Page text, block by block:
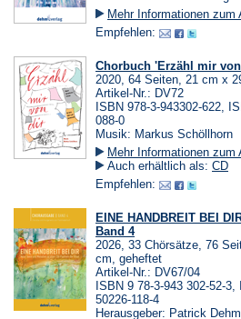
Mehr Informationen zum
Empfehlen:
Chorbuch 'Erzähl mir
2020, 64 Seiten, 21 cm x
Artikel-Nr.: DV72
ISBN 978-3-943302-622,
088-0
Musik: Markus Schöllhorn
Mehr Informationen zum
Auch erhältlich als: CD
Empfehlen:
EINE HANDBREIT BEI
Band 4
2026, 33 Chörsätze, 76
cm, geheftet
Artikel-Nr.: DV67/04
ISBN 9 78-3-943 302-52-3,
50226-118-4
Herausgeber: Patrick